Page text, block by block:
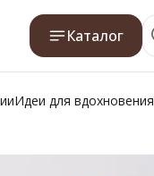
Каталог
Идеи для вдохновения